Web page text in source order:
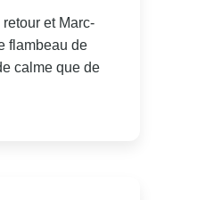
et Marc-
flambeau de
calme que de